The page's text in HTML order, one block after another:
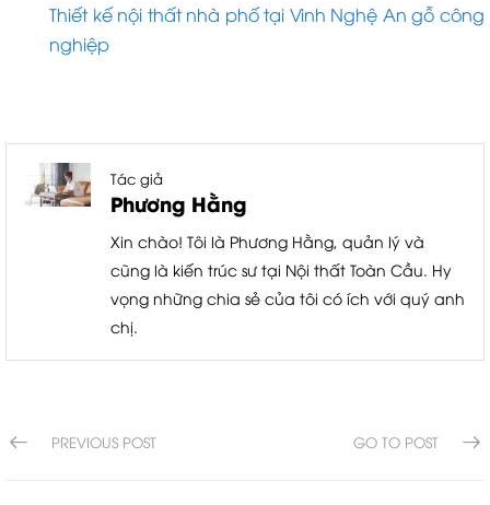
Thiết kế nội thất nhà phố tại Vinh Nghệ An gỗ công
nghiệp
Tác giả
Phương Hằng
Xin chào! Tôi là Phương Hằng, quản lý và
cũng là kiến trúc sư tại Nội thất Toàn Cầu. Hy
vọng những chia sẻ của tôi có ích với quý anh
chị.
PREVIOUS POST GO TO POST